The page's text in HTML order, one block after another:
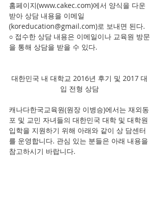
홈페이지(www.cakec.com)에서 양식을 다운
받아 상담 내용을 이메일
(koreducation@gmail.com)로 보내면 된다.
○ 접수한 상담 내용은 이메일이나 교육원 방문
을 통해 상담을 받을 수 있다.
대한민국 내 대학교 2016년 후기 및 2017 대
입 전형 상담
캐나다한국교육원(원장 이병승)에서는 재외동
포 및 교민 자녀들의 대한민국 대학 및 대학원
입학을 지원하기 위해 아래와 같이 상 담센터
를 운영합니다. 관심 있는 분들은 아래 내용을
참고하시기 바랍니다.